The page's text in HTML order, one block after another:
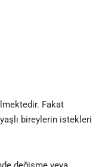
Fakat
bireylerin istekleri